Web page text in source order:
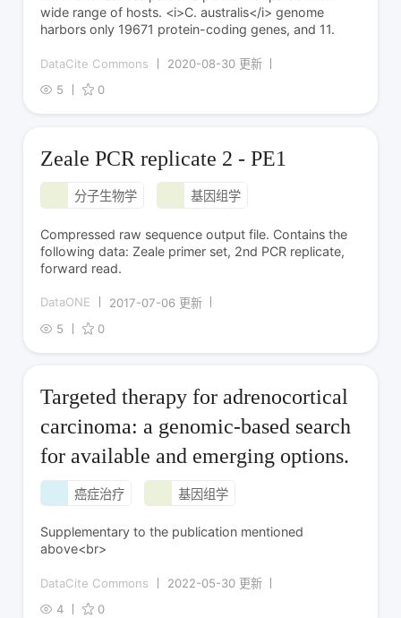
wide range of hosts. <i>C. australis</i> genome
harbors only 19671 protein-coding genes, and 11.
DataCite Commons
2020-08-30 更新
5
0
Zeale PCR replicate 2 - PE1
分子生物学 基因组学
Compressed raw sequence output file. Contains the
following data: Zeale primer set, 2nd PCR replicate,
forward read.
DataONE
2017-07-06 更新
5
0
Targeted therapy for adrenocortical
carcinoma: a genomic-based search
for available and emerging options.
癌症治疗 基因组学
Supplementary to the publication mentioned
above<br>
DataCite Commons
2022-05-30 更新
4
0